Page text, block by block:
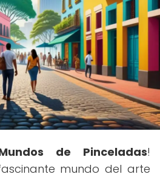
de Pinceladas!
mundo del arte